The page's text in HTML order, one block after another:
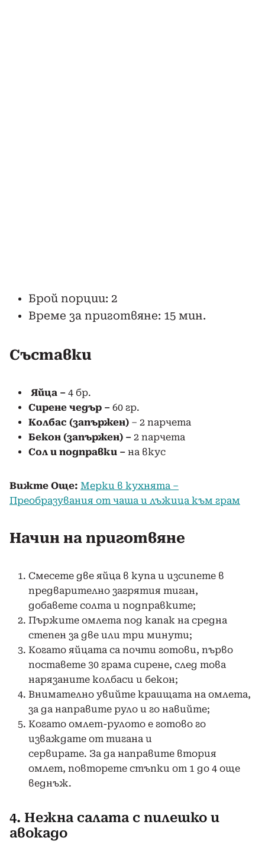
Брой порции: 2
Време за приготвяне: 15 мин.
Съставки
Яйца – 4 бр.
Сирене чедър – 60 гр.
Kолбас (запържен) – 2 парчета
Бекон (запържен) – 2 парчета
Сол и подправки – на вкус
Вижте Още: Мерки в кухнята –
Преобразувания от чаша и лъжица към грам
Начин на приготвяне
Смесете две яйца в купа и изсипете в
предварително загрятия тиган,
добавете солта и подправките;
Пържите омлета под капак на средна
степен за две или три минути;
Когато яйцата са почти готови, първо
поставете 30 грама сирене, след това
нарязаните колбаси и бекон;
Внимателно увийте краищата на омлета,
за да направите руло и го навийте;
Когато омлет-рулото е готово го
изваждате от тигана и
сервирате. За да направите втория
омлет, повторете стъпки от 1 до 4 още
вeднъж.
4. Нежна салата с пилешко и
авокадо